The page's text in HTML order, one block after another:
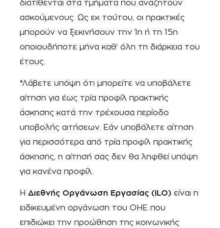
διατίθενται στα τμήματα που αναζητούν
ασκούμενους. Ως εκ τούτου, οι πρακτικές
μπορούν να ξεκινήσουν την 1η ή τη 15η
οποιουδήποτε μήνα καθ’ όλη τη διάρκεια του
έτους.
*Λάβετε υπόψη ότι μπορείτε να υποβάλετε
αίτηση για έως τρία προφίλ πρακτικής
άσκησης κατά την τρέχουσα περίοδο
υποβολής αιτήσεων. Εάν υποβάλετε αίτηση
για περισσότερα από τρία προφίλ πρακτικής
άσκησης, η αίτησή σας δεν θα ληφθεί υπόψη
για κανένα προφίλ.
Η Διεθνής Οργάνωση Εργασίας (ILO) είναι η
ειδικευμένη οργάνωση του ΟΗΕ που
επιδιώκει την προώθηση της κοινωνικής